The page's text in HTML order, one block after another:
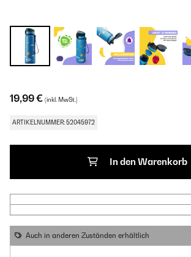
19,99 € (inkl. MwSt.)
ARTIKELNUMMER: 52045972
In den Warenkorb
Auch in anderen Zuständen erhältlich